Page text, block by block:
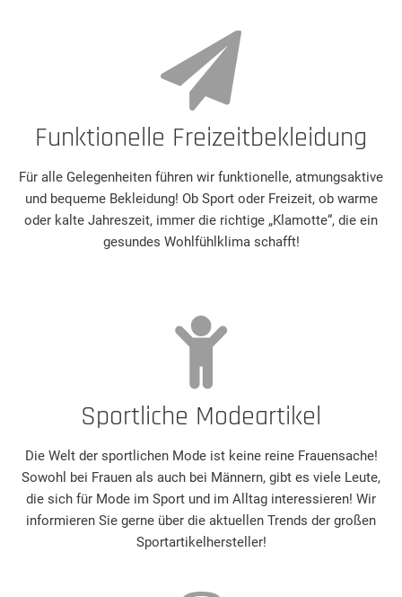
Funktionelle Freizeitbekleidung
Für alle Gelegenheiten führen wir funktionelle, atmungsaktive
und bequeme Bekleidung! Ob Sport oder Freizeit, ob warme
oder kalte Jahreszeit, immer die richtige „Klamotte“, die ein
gesundes Wohlfühlklima schafft!
Sportliche Modeartikel
Die Welt der sportlichen Mode ist keine reine Frauensache!
Sowohl bei Frauen als auch bei Männern, gibt es viele Leute,
die sich für Mode im Sport und im Alltag interessieren! Wir
informieren Sie gerne über die aktuellen Trends der großen
Sportartikelhersteller!